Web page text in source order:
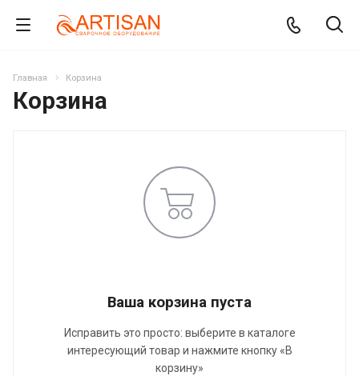
Главная Корзина
Корзина
Ваша корзина пуста
Исправить это просто: выберите в каталоге
интересующий товар и нажмите кнопку «В
корзину»